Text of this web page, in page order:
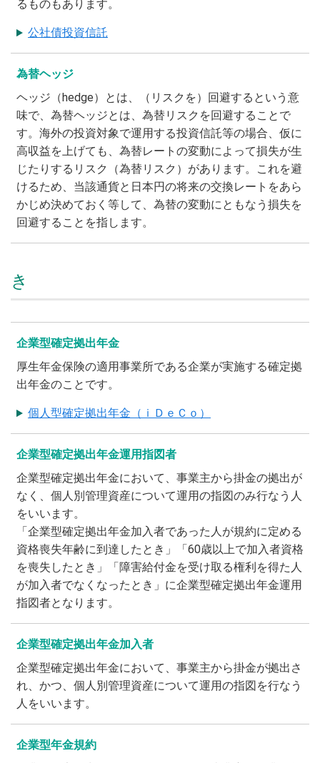
るものもあります。
公社債投資信託
為替ヘッジ
ヘッジ（hedge）とは、（リスクを）回避するという意
味で、為替ヘッジとは、為替リスクを回避することで
す。海外の投資対象で運用する投資信託等の場合、仮に
高収益を上げても、為替レートの変動によって損失が生
じたりするリスク（為替リスク）があります。これを避
けるため、当該通貨と日本円の将来の交換レートをあら
かじめ決めておく等して、為替の変動にともなう損失を
回避することを指します。
き
企業型確定拠出年金
厚生年金保険の適用事業所である企業が実施する確定拠
出年金のことです。
個人型確定拠出年金（ｉＤｅＣｏ）
企業型確定拠出年金運用指図者
企業型確定拠出年金において、事業主から掛金の拠出が
なく、個人別管理資産について運用の指図のみ行なう人
をいいます。
「企業型確定拠出年金加入者であった人が規約に定める
資格喪失年齢に到達したとき」「60歳以上で加入者資格
を喪失したとき」「障害給付金を受け取る権利を得た人
が加入者でなくなったとき」に企業型確定拠出年金運用
指図者となります。
企業型確定拠出年金加入者
企業型確定拠出年金において、事業主から掛金が拠出さ
れ、かつ、個人別管理資産について運用の指図を行なう
人をいいます。
企業型年金規約